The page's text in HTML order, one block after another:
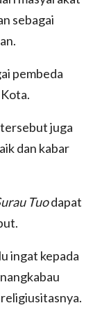
sebagai
pembeda
juga
dan kabar
Tuodapat
ingat kepada